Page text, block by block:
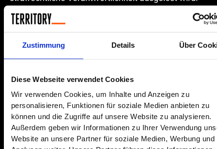
Zustimmung Details Über
Diese Webseite verwendet Cookies
Wir verwenden Cookies, um Inhalte und Anzeigen zu
personalisieren, Funktionen für soziale Medien anbieten zu
können und die Zugriffe auf unsere Website zu analysieren.
Außerdem geben wir Informationen zu Ihrer Verwendung
Website an unsere Partner für soziale Medien, Werbung und
Es ist jedoch nicht auszuschließen, dass die Inhalte
im Nachhinein von den jeweiligen Anbietern
Inhalte, auf die sie in ihrem Angebot verweist, nicht
ständig auf Veränderungen, die eine
Sie der Ansicht sein, dass die verlinkten externen
Seiten gegen geltendes Recht verstoßen oder
sonst unangemessene Inhalte haben, so teilen Sie
uns dies bitte mit.
Urheberrecht und andere Schutzrechte